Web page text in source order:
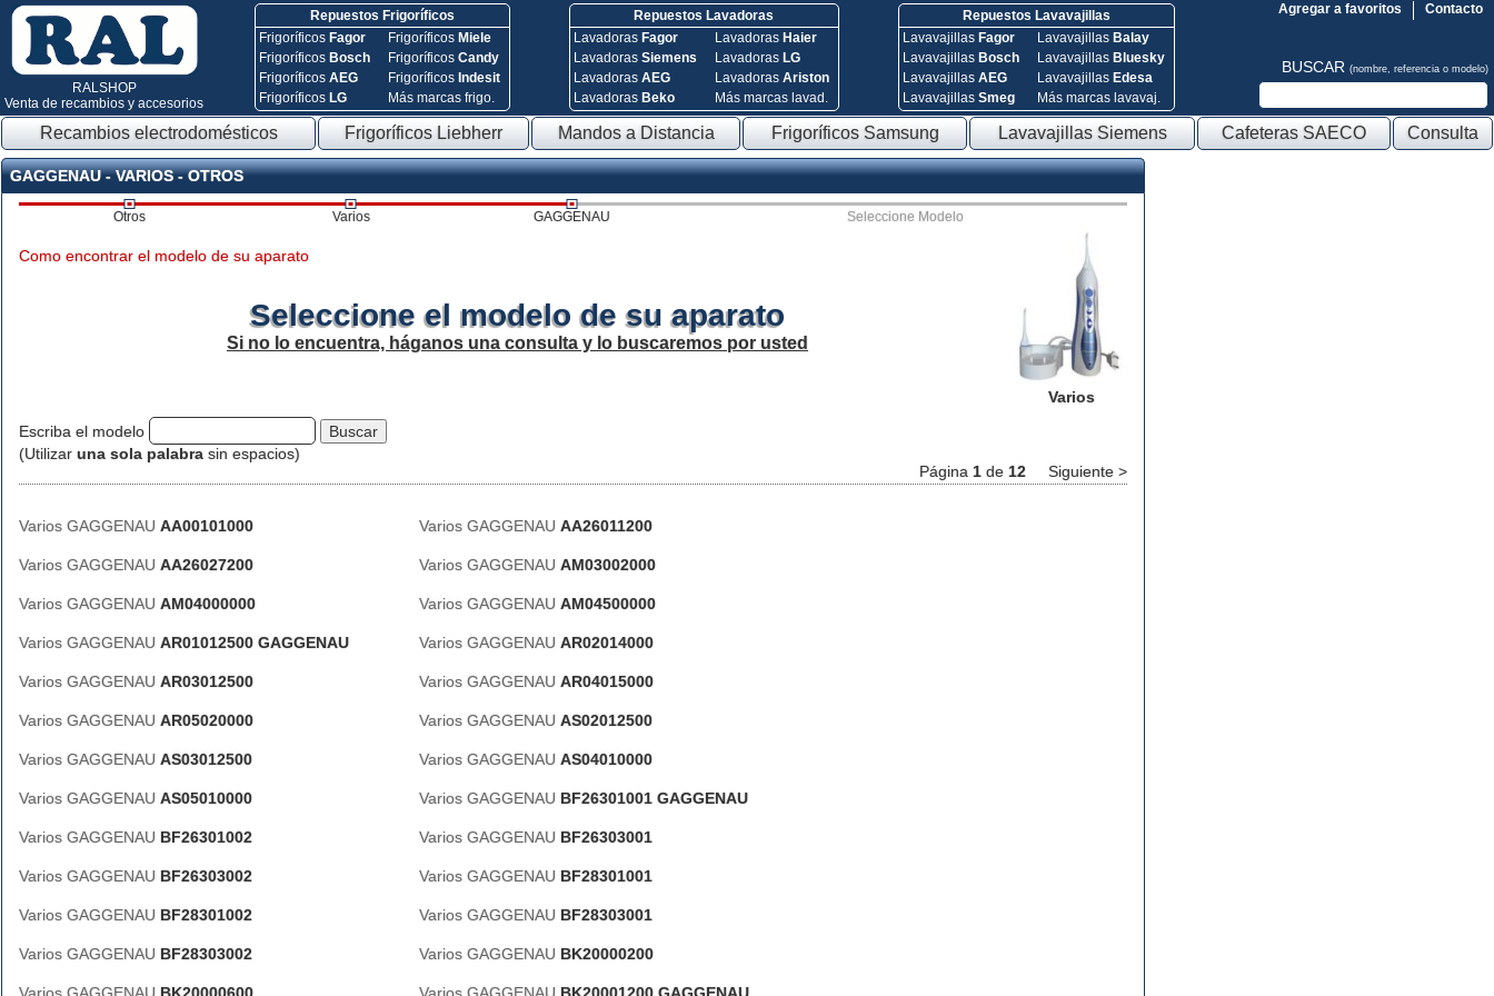
RALSHOP
Venta de recambios y accesorios
Repuestos Frigoríficos
Frigoríficos Fagor
Frigoríficos Bosch
FrigoríficosAEG
Frigoríficos LG
Frigoríficos Miele
FrigoríficosCandy
Frigoríficos Indesit
Más marcas frigo.
Repuestos Lavadoras
Lavadoras Fagor
Lavadoras Siemens
Lavadoras AEG
Lavadoras Beko
Lavadoras Haier
Lavadoras LG
Lavadoras Ariston
Más marcas lavad.
Repuestos Lavavajillas
Lavavajillas Fagor
Lavavajillas Bosch
Lavavajillas AEG
Lavavajillas Smeg
Lavavajillas Balay
Lavavajillas Bluesky
Lavavajillas Edesa
Más marcas lavavaj.
Contacto
Agregar a favoritos
BUSCAR (nombre, referencia o modelo)
Recambios electrodomésticos Frigoríficos Liebherr Mandos a Distancia Frigoríficos Samsung Lavavajillas Siemens Cafeteras SAECO Consulta
GAGGENAU - VARIOS - OTROS
Otros Varios GAGGENAU Seleccione Modelo
Varios
Como encontrar el modelo de su aparato
Seleccione el modelo de su aparato
Si no lo encuentra, háganos una consulta y lo buscaremos por usted
Escriba el modelo
(Utilizar una sola palabra sin espacios)
Página 1 de 12 Siguiente >
Varios GAGGENAU AA00101000 Varios GAGGENAU AA26011200
Varios GAGGENAU AA26027200 Varios GAGGENAU AM03002000
Varios GAGGENAU AM04000000 Varios GAGGENAU AM04500000
Varios GAGGENAU AR01012500 GAGGENAU Varios GAGGENAU AR02014000
Varios GAGGENAU AR03012500 Varios GAGGENAU AR04015000
Varios GAGGENAU AR05020000 Varios GAGGENAU AS02012500
Varios GAGGENAU AS03012500 Varios GAGGENAU AS04010000
Varios GAGGENAU AS05010000 Varios GAGGENAU BF26301001 GAGGENAU
Varios GAGGENAU BF26301002 Varios GAGGENAU BF26303001
Varios GAGGENAU BF26303002 Varios GAGGENAU BF28301001
Varios GAGGENAU BF28301002 Varios GAGGENAU BF28303001
Varios GAGGENAU BF28303002 Varios GAGGENAU BK20000200